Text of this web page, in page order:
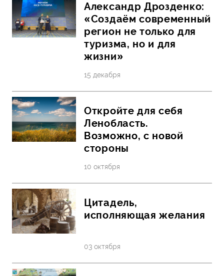
Александр Дрозденко:
«Создаём современный
регион не только для
туризма, но и для
жизни»
15 декабря
Откройте для себя
Ленобласть.
Возможно, с новой
стороны
10 октября
Цитадель,
исполняющая желания
03 октября